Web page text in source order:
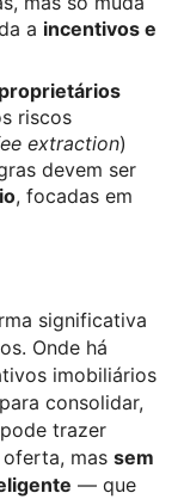
a incentivos e
riscos
extraction)
devem ser
, focadas em
significativa
Onde há
imobiliários
consolidar,
trazer
mas sem
— que